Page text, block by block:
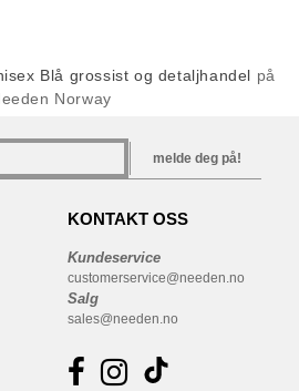
Blå grossist og detaljhandel på
Norway
melde deg på!
KONTAKT OSS
Kundeservice
customerservice@needen.no
Salg
sales@needen.no